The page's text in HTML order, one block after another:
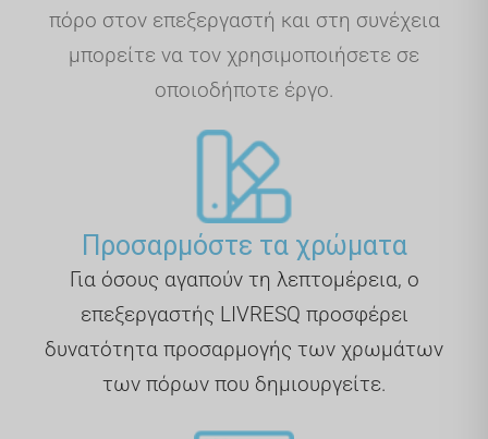
πόρο στον επεξεργαστή και στη συνέχεια
μπορείτε να τον χρησιμοποιήσετε σε
οποιοδήποτε έργο.
Προσαρμόστε τα χρώματα
Για όσους αγαπούν τη λεπτομέρεια, ο
επεξεργαστής LIVRESQ προσφέρει
δυνατότητα προσαρμογής των χρωμάτων
των πόρων που δημιουργείτε.